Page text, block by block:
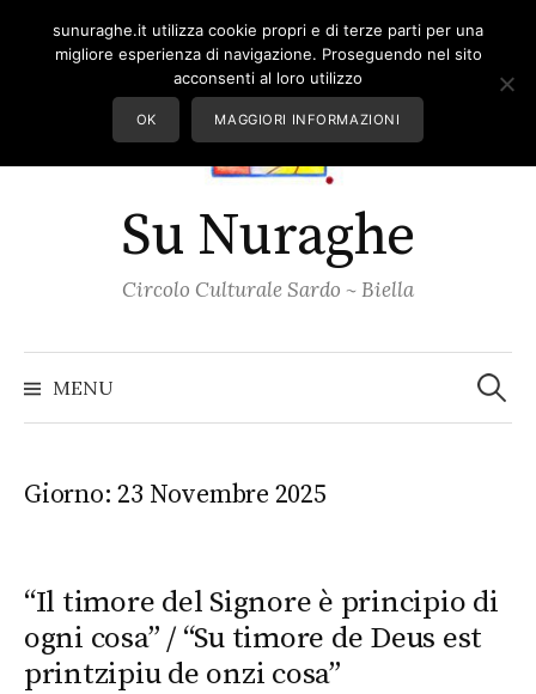
Su Nuraghe
Circolo Culturale Sardo ~ Biella
MENU per:
Giorno:23 Novembre 2025
“Il timore del Signore è principio di
ogni cosa” / “Su timore de Deus est
printzipiu de onzi cosa”
sunuraghe.it utilizza cookie propri e di terze parti per una
migliore esperienza di navigazione. Proseguendo nel sito
acconsenti al loro utilizzo
OK MAGGIORI INFORMAZIONI